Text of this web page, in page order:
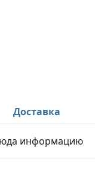
Доставка
информацию